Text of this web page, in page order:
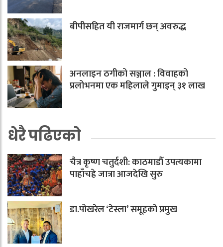
बीपीसहित यी राजमार्ग छन् अवरुद्ध
अनलाइन ठगीको सञ्जाल : विवाहको
प्रलोभनमा एक महिलाले गुमाइन् ३१ लाख
धेरै पढिएको
चैत्र कृष्ण चतुर्दशी: काठमाडौँ उपत्यकामा
पाहाँचह्रे जात्रा आजदेखि सुरु
डा.पोखरेल ‘टेस्ला’ समूहको प्रमुख